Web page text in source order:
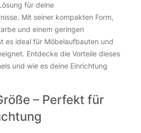
mit JST Stecker & Buchse
mit JST Stecker & Buchse für Mini
mit JST Stecker & Buchse für Mini
für deine
Mit seiner kompakten Form,
und einem geringen
es ideal für Möbelaufbauten und
Entdecke die Vorteile dieses
und wie es deine Einrichtung
– Perfekt für